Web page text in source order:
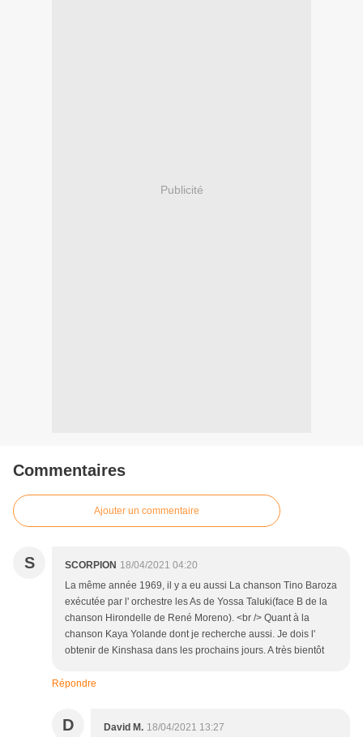
Publicité
Commentaires
Ajouter un commentaire
S SCORPION 18/04/2021 04:20
La même année 1969, il y a eu aussi La chanson Tino Baroza
exécutée par l' orchestre les As de Yossa Taluki(face B de la
chanson Hirondelle de René Moreno). <br /> Quant à la
chanson Kaya Yolande dont je recherche aussi. Je dois l'
obtenir de Kinshasa dans les prochains jours. A très bientôt
Répondre
D David M. 18/04/2021 13:27